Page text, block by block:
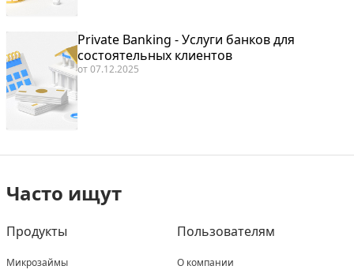
Private Banking - Услуги банков для
состоятельных клиентов
от07.12.2025
Часто ищут
Продукты
Микрозаймы
Пользователям
О компании